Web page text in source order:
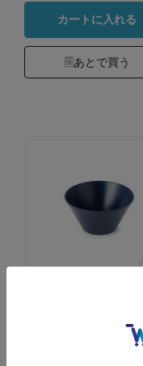
カートに入れる
あとで買う
漆 深ボウル S